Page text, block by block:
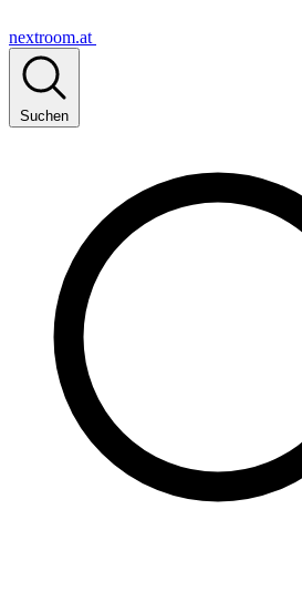
nextroom.at
Suchen